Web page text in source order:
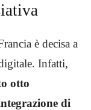
è decisa a
Infatti,
otto
di